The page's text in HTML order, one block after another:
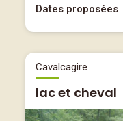
Dates proposées
Cavalcagire
lac et cheval